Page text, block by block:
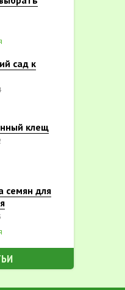
сад к
клещ
семян для